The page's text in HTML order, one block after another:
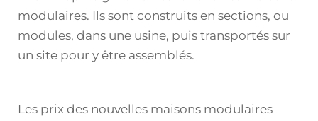
modulaires. Ils sont construits en sections, ou
modules, dans une usine, puis transportés sur
un site pour y être assemblés.
Les prix des nouvelles maisons modulaires